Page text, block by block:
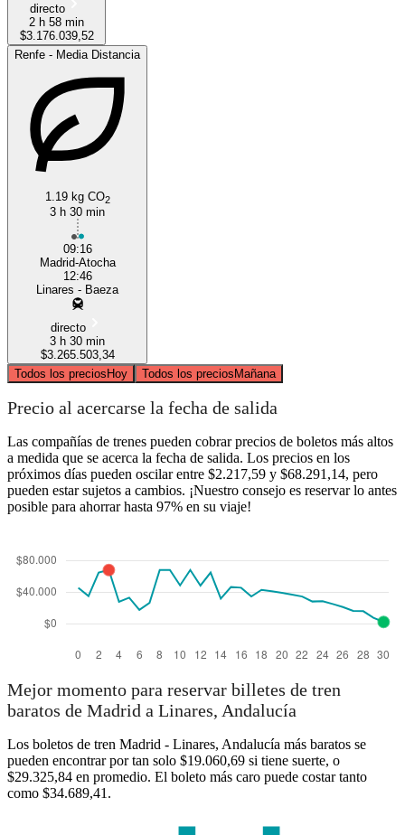
directo
2 h 58 min
$3.176.039,52
Renfe - Media Distancia
1.19 kg CO2
3 h 30 min
09:16
Madrid-Atocha
12:46
Linares - Baeza
directo
3 h 30 min
$3.265.503,34
Todos los preciosHoy Todos los preciosMañana
Precio al acercarse la fecha de salida
Las compañías de trenes pueden cobrar precios de boletos más altos
a medida que se acerca la fecha de salida. Los precios en los
próximos días pueden oscilar entre $2.217,59 y $68.291,14, pero
pueden estar sujetos a cambios. ¡Nuestro consejo es reservar lo antes
posible para ahorrar hasta 97% en su viaje!
Mejor momento para reservar billetes de tren
baratos de Madrid a Linares, Andalucía
Los boletos de tren Madrid - Linares, Andalucía más baratos se
pueden encontrar por tan solo $19.060,69 si tiene suerte, o
$29.325,84 en promedio. El boleto más caro puede costar tanto
como $34.689,41.